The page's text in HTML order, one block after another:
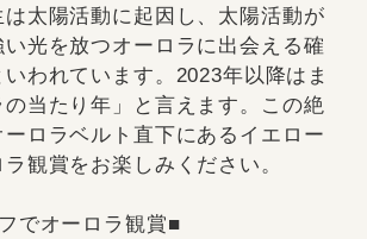
太陽活動に起因し、太陽活動が
光を放つオーロラに出会える確
われています。2023年以降はま
の当たり年」と言えます。この絶
ロラベルト直下にあるイエロー
観賞をお楽しみください。
でオーロラ観賞■